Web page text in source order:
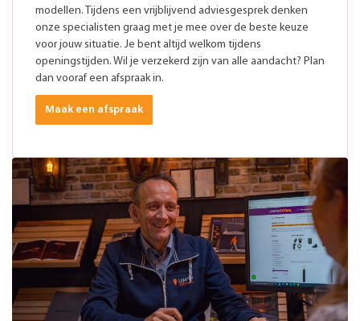
modellen. Tijdens een vrijblijvend adviesgesprek denken
onze specialisten graag met je mee over de beste keuze
voor jouw situatie. Je bent altijd welkom tijdens
openingstijden. Wil je verzekerd zijn van alle aandacht? Plan
dan vooraf een afspraak in.
Maak een afspraak